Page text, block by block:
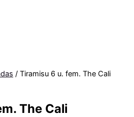
/ Tiramisu 6 u. fem. The Cali
The Cali